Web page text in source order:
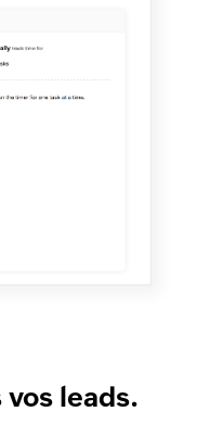
leads.